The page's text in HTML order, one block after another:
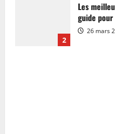
2
Les
guide
26 mars